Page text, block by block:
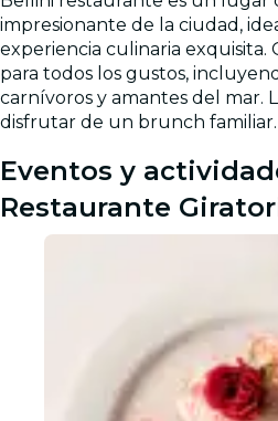
impresionante de la ciudad,
experiencia culinaria
para todos los gustos,
carnívoros y amantes del mar.
disfrutar de un brunch familiar.
Eventos y
Restaurante